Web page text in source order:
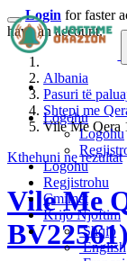
Logohu
Logohu
Logohu
Regjistrohu
Çmimet
Krijo Njoftim
Shqip
English
Login for faster
have an account.
Albania
Pasuri të
Shtepi me
Vile Me Qera
Kthehuni ne rezultat
Vile Me